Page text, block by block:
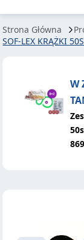
Strona Główna
SOF-LEX KRĄŻKI
W